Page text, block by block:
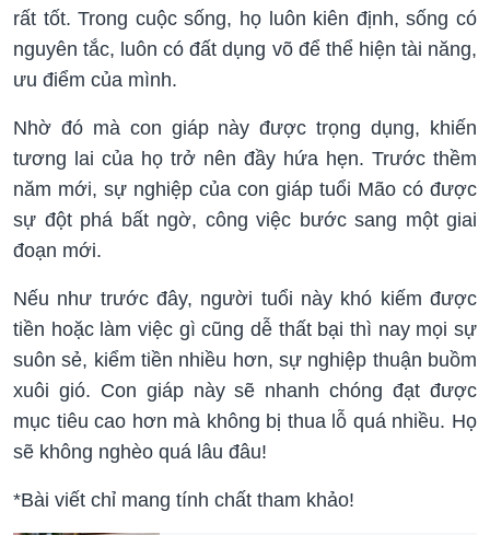
rất tốt. Trong cuộc sống, họ luôn kiên định, sống có
nguyên tắc, luôn có đất dụng võ để thể hiện tài năng,
ưu điểm của mình.
Nhờ đó mà con giáp này được trọng dụng, khiến
tương lai của họ trở nên đầy hứa hẹn. Trước thềm
năm mới, sự nghiệp của con giáp tuổi Mão có được
sự đột phá bất ngờ, công việc bước sang một giai
đoạn mới.
Nếu như trước đây, người tuổi này khó kiếm được
tiền hoặc làm việc gì cũng dễ thất bại thì nay mọi sự
suôn sẻ, kiểm tiền nhiều hơn, sự nghiệp thuận buồm
xuôi gió. Con giáp này sẽ nhanh chóng đạt được
mục tiêu cao hơn mà không bị thua lỗ quá nhiều. Họ
sẽ không nghèo quá lâu đâu!
*Bài viết chỉ mang tính chất tham khảo!